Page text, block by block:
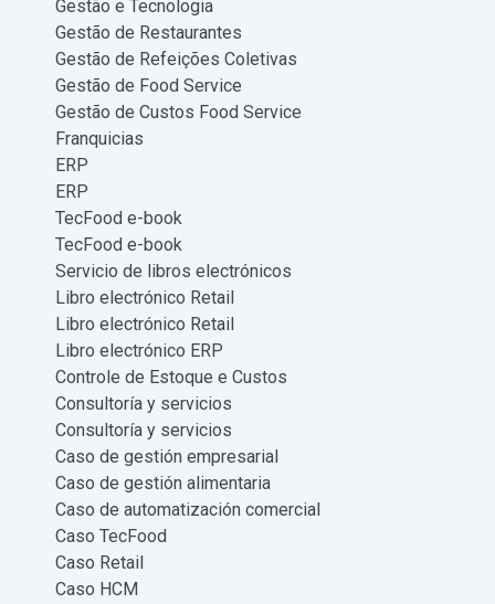
Gestão e Tecnologia
Gestão de Restaurantes
Gestão de Refeições Coletivas
Gestão de Food Service
Gestão de Custos Food Service
Franquicias
ERP
ERP
TecFood e-book
TecFood e-book
Servicio de libros electrónicos
Libro electrónico Retail
Libro electrónico Retail
Libro electrónico ERP
Controle de Estoque e Custos
Consultoría y servicios
Consultoría y servicios
Caso de gestión empresarial
Caso de gestión alimentaria
Caso de automatización comercial
Caso TecFood
Caso Retail
Caso HCM